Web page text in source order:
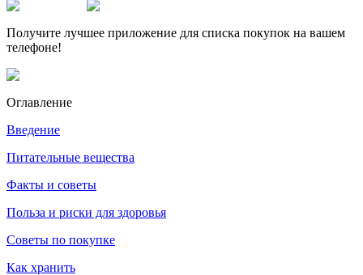
Получите лучшее приложение для списка покупок на вашем
телефоне!
Оглавление
Введение
Питательные вещества
Факты и советы
Польза и риски для здоровья
Советы по покупке
Как хранить